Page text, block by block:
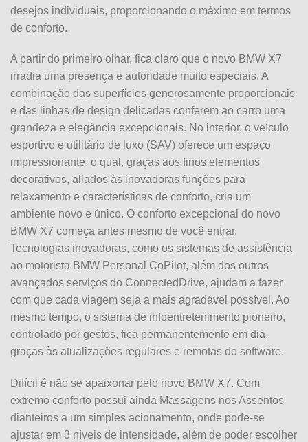
desejos individuais, proporcionando o máximo em termos
de conforto.
A partir do primeiro olhar, fica claro que o novo BMW X7
irradia uma presença e autoridade muito especiais. A
combinação das superfícies generosamente proporcionais
e das linhas de design delicadas conferem ao carro uma
grandeza e elegância excepcionais. No interior, o veículo
esportivo e utilitário de luxo (SAV) oferece um espaço
impressionante, o qual, graças aos finos elementos
decorativos, aliados às inovadoras funções para
relaxamento e características de conforto, cria um
ambiente novo e único. O conforto excepcional do novo
BMW X7 começa antes mesmo de você entrar.
Tecnologias inovadoras, como os sistemas de assistência
ao motorista BMW Personal CoPilot, além dos outros
avançados serviços do ConnectedDrive, ajudam a fazer
com que cada viagem seja a mais agradável possível. Ao
mesmo tempo, o sistema de infoentretenimento pioneiro,
controlado por gestos, fica permanentemente em dia,
graças às atualizações regulares e remotas do software.
Difícil é não se apaixonar pelo novo BMW X7. Com
extremo conforto possui ainda Massagens nos Assentos
dianteiros a um simples acionamento, onde pode-se
ajustar em 3 níveis de intensidade, além de poder escolher